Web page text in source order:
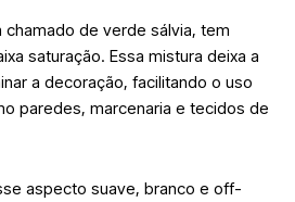
chamado de verde sálvia, tem
saturação. Essa mistura deixa a
a decoração, facilitando o uso
paredes, marcenaria e tecidos de
aspecto suave, branco e off-